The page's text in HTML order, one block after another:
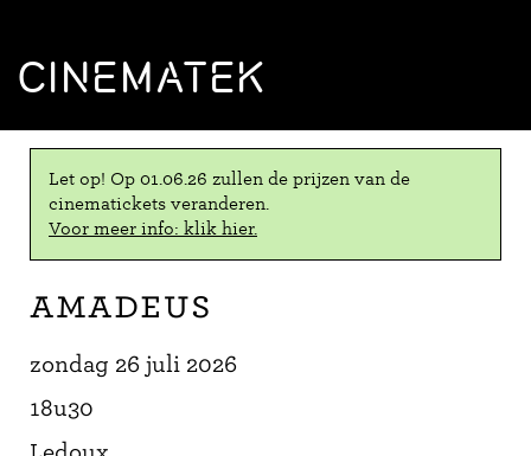
CINEMATEK
Let op! Op 01.06.26 zullen de prijzen van de
cinematickets veranderen.
Voor meer info: klik hier.
Amadeus
zondag 26 juli 2026
18u30